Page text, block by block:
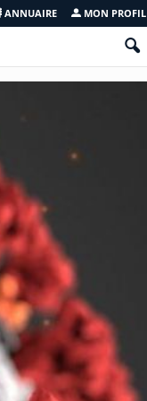
ANNUAIRE MON PROFIL